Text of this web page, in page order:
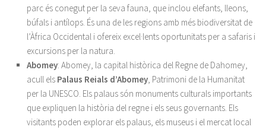
parc és conegut per la seva fauna, que inclou elefants, lleons,
búfals i antílops. És una de les regions amb més biodiversitat de
l’Àfrica Occidental i ofereix excel·lents oportunitats per a safaris i
excursions per la natura.
Abomey: Abomey, la capital històrica del Regne de Dahomey,
acull els Palaus Reials d’Abomey, Patrimoni de la Humanitat
per la UNESCO. Els palaus són monuments culturals importants
que expliquen la història del regne i els seus governants. Els
visitants poden explorar els palaus, els museus i el mercat local